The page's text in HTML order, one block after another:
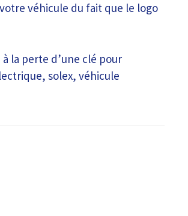
véhicule du fait que le logo
la perte d’une clé pour
solex, véhicule